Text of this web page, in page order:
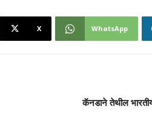
X WhatsApp
कॅनडाने तेथील